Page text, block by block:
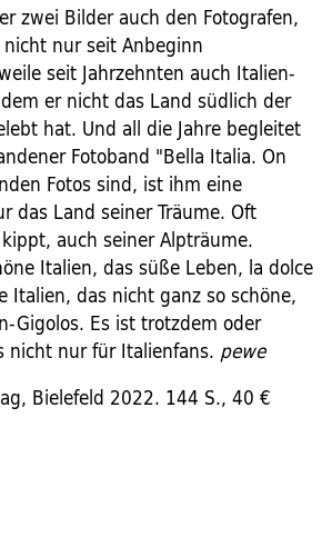
zwei Bilder auch den Fotografen,
nur seit Anbeginn
seit Jahrzehnten auch Italien-
er nicht das Land südlich der
hat. Und all die Jahre begleitet
Fotoband "Bella Italia. On
Fotos sind, ist ihm eine
das Land seiner Träume. Oft
auch seiner Alpträume.
Italien, das süße Leben, la dolce
Italien, das nicht ganz so schöne,
Gigolos. Es ist trotzdem oder
nicht nur für Italienfans. pewe
Bielefeld 2022. 144 S., 40 €